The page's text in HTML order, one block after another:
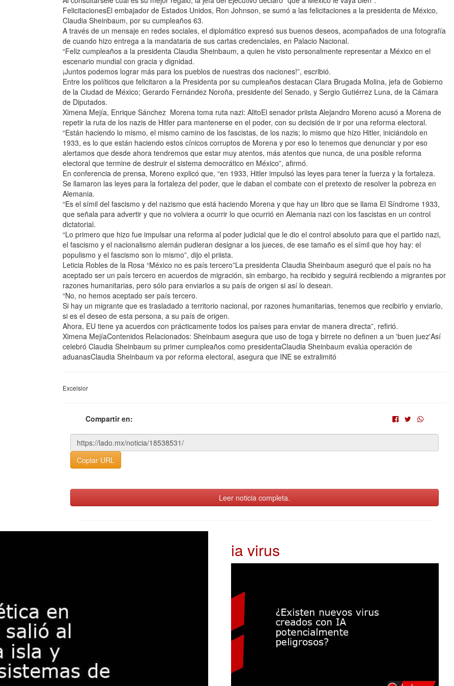
FelicitacionesEl embajador de Estados Unidos, Ron Johnson, se sumó a las felicitaciones a la presidenta de México,
Claudia Sheinbaum, por su cumpleaños 63.
A través de un mensaje en redes sociales, el diplomático expresó sus buenos deseos, acompañados de una fotografía
de cuando hizo entrega a la mandataria de sus cartas credenciales, en Palacio Nacional.
“Feliz cumpleaños a la presidenta Claudia Sheinbaum, a quien he visto personalmente representar a México en el
escenario mundial con gracia y dignidad.
¡Juntos podemos lograr más para los pueblos de nuestras dos naciones!”, escribió.
Entre los políticos que felicitaron a la Presidenta por su cumpleaños destacan Clara Brugada Molina, jefa de Gobierno
de la Ciudad de México; Gerardo Fernández Noroña, presidente del Senado, y Sergio Gutiérrez Luna, de la Cámara
de Diputados.
Ximena Mejía, Enrique Sánchez Morena toma ruta nazi: AlitoEl senador priista Alejandro Moreno acusó a Morena de
repetir la ruta de los nazis de Hitler para mantenerse en el poder, con su decisión de ir por una reforma electoral.
“Están haciendo lo mismo, el mismo camino de los fascistas, de los nazis; lo mismo que hizo Hitler, iniciándolo en
1933, es lo que están haciendo estos cínicos corruptos de Morena y por eso lo tenemos que denunciar y por eso
alertamos que desde ahora tendremos que estar muy atentos, más atentos que nunca, de una posible reforma
electoral que termine de destruir el sistema democrático en México”, afirmó.
En conferencia de prensa, Moreno explicó que, “en 1933, Hitler impulsó las leyes para tener la fuerza y la fortaleza.
Se llamaron las leyes para la fortaleza del poder, que le daban el combate con el pretexto de resolver la pobreza en
Alemania.
“Es el símil del fascismo y del nazismo que está haciendo Morena y que hay un libro que se llama El Síndrome 1933,
que señala para advertir y que no volviera a ocurrir lo que ocurrió en Alemania nazi con los fascistas en un control
dictatorial.
“Lo primero que hizo fue impulsar una reforma al poder judicial que le dio el control absoluto para que el partido nazi,
el fascismo y el nacionalismo alemán pudieran designar a los jueces, de ese tamaño es el símil que hoy hay: el
populismo y el fascismo son lo mismo”, dijo el priista.
Leticia Robles de la Rosa “México no es país tercero”La presidenta Claudia Sheinbaum aseguró que el país no ha
aceptado ser un país tercero en acuerdos de migración, sin embargo, ha recibido y seguirá recibiendo a migrantes por
razones humanitarias, pero sólo para enviarlos a su país de origen si así lo desean.
“No, no hemos aceptado ser país tercero.
Si hay un migrante que es trasladado a territorio nacional, por razones humanitarias, tenemos que recibirlo y enviarlo,
si es el deseo de esta persona, a su país de origen.
Ahora, EU tiene ya acuerdos con prácticamente todos los países para enviar de manera directa”, refirió.
Ximena MejíaContenidos Relacionados: Sheinbaum asegura que uso de toga y birrete no definen a un 'buen juez'Así
celebró Claudia Sheinbaum su primer cumpleaños como presidentaClaudia Sheinbaum evalúa operación de
aduanasClaudia Sheinbaum va por reforma electoral, asegura que INE se extralimitó
Excelsior
Compartir en:
Copiar URL
Leer noticia completa.
ia virus